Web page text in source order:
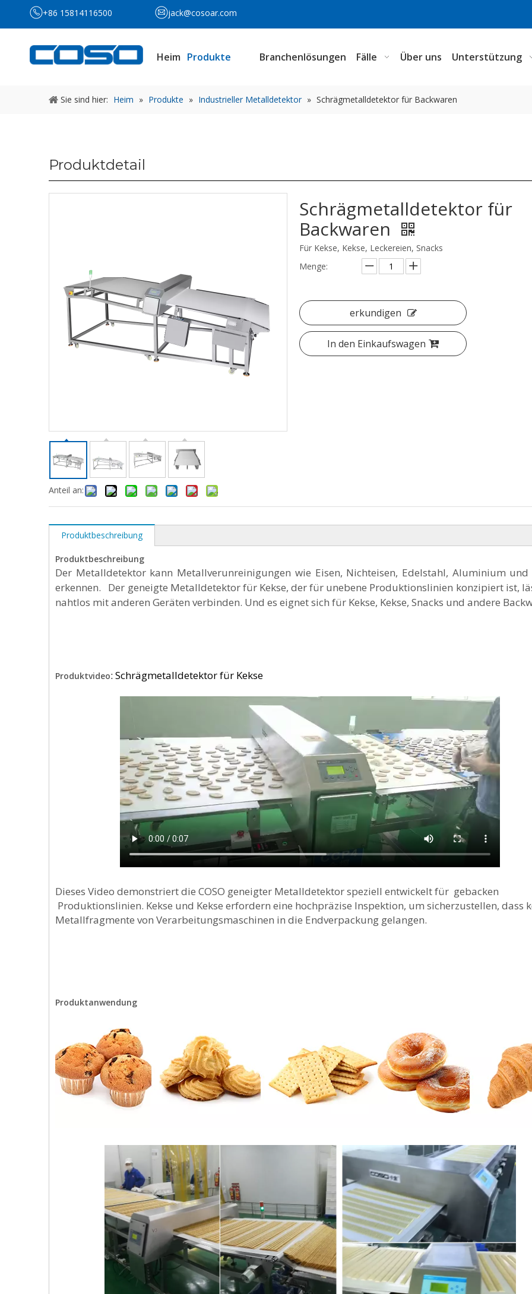
+86 15814116500 jack@cosoar.com
Heim Produkte Branchenlösungen Fälle Über uns Unterstützung
Sie sind hier: Heim » Produkte » Industrieller Metalldetektor » Schrägmetalldetektor für Backwaren
Produktdetail
Anteil an:
Schrägmetalldetektor für
Backwaren
Für Kekse, Kekse, Leckereien, Snacks
Menge:
erkundigen
In den Einkaufswagen
Produktbeschreibung
Produktbeschreibung
Der Metalldetektor kann Metallverunreinigungen wie Eisen, Nichteisen, Edelstahl, Aluminium
erkennen. Der geneigte Metalldetektor für Kekse, der für unebene Produktionslinien konzipiert ist,
nahtlos mit anderen Geräten verbinden. Und es eignet sich für Kekse, Kekse, Snacks und andere
Produktvideo: Schrägmetalldetektor für Kekse
Dieses Video demonstriert die COSO geneigter Metalldetektorspeziell entwickelt für gebacken
Produktionslinien. Kekse und Kekse erfordern eine hochpräzise Inspektion, um sicherzustellen, dass
Metallfragmente von Verarbeitungsmaschinen in die Endverpackung gelangen.
Produktanwendung